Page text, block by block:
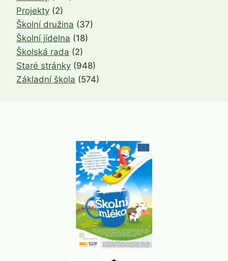
Projekty (2)
Školní družina (37)
Školní jídelna (18)
Školská rada (2)
Staré stránky (948)
Základní škola (574)